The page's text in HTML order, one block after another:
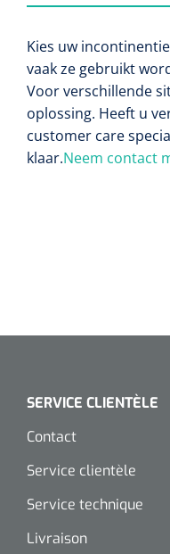
Kies uw
vaak ze gebruikt
Voor verschillende
oplossing. Heeft u
customer care
klaar.Neem contact
SERVICE CLIENTÈLE
Contact
Service clientèle
Service technique
Livraison